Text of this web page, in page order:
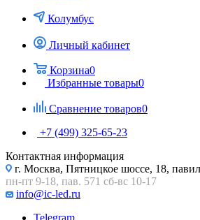
Колумбус
Личный кабинет
Корзина0
Избранные товары0
Сравнение товаров0
+7 (499) 325-65-23
Контактная информация
г. Москва, Пятницкое шоссе, 18,
пн-пт 9-18, пав. 571 сб-вс 10-17
info@ic-led.ru
Telegram